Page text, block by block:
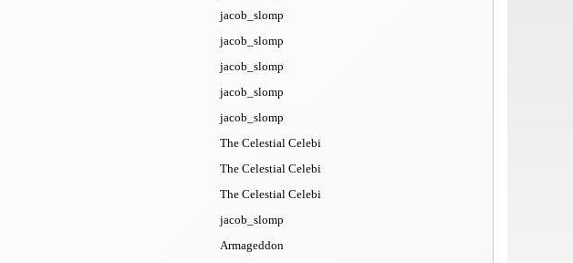
jacob_slomp
jacob_slomp
jacob_slomp
jacob_slomp
jacob_slomp
The Celestial Celebi
The Celestial Celebi
The Celestial Celebi
jacob_slomp
Armageddon